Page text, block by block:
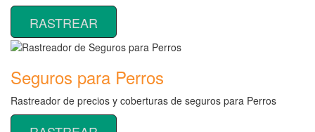
RASTREAR
Seguros para Perros
Rastreador de precios y coberturas de seguros para Perros